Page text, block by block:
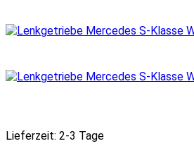
Lieferzeit: 2-3 Tage